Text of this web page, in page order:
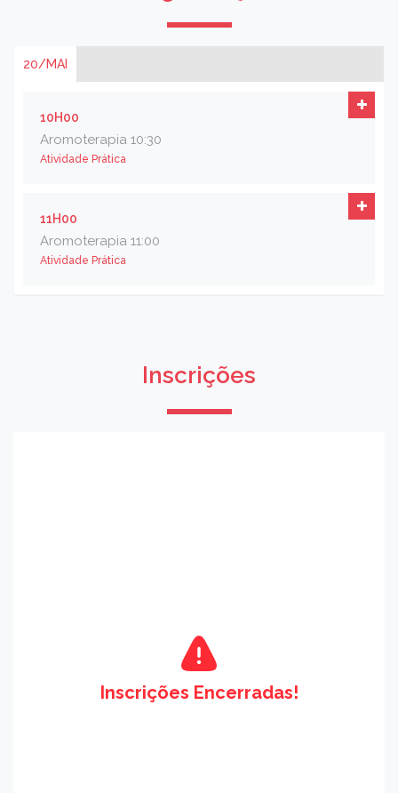
20/MAI
10H00
Aromoterapia 10:30
Atividade Prática
11H00
Aromoterapia 11:00
Atividade Prática
Inscrições
Inscrições Encerradas!